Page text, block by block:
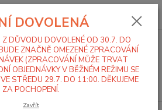
Menu
Hledat
0,00 Kč
DOVOLENÁ
DŮVODU DOVOLENÉ OD 30.7. DO
ZNAČNĚ OMEZENÉ ZPRACOVÁNÍ
(ZPRACOVÁNÍ MŮŽE TRVAT
OBJEDNÁVKY V BĚŽNÉM REŽIMU SE
STŘEDU 29.7. DO 11:00. DĚKUJEME
ZA POCHOPENÍ.
Zavřít